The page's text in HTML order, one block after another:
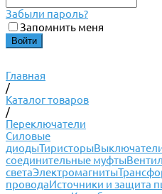
Забыли пароль?
Запомнить меня
Главная
/
Каталог товаров
/
Переключатели
Силовые
диодыТиристоры
соединительные муфты
светаЭлектромагниты
проводаИсточники и защита